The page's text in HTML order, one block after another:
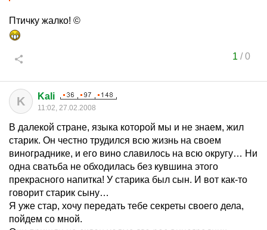
Птичку жалко! ©
1 /0
K Kali
11:02, 27.02.2008
В далекой стране, языка которой мы и не знаем, жил
старик. Он честно трудился всю жизнь на своем
винограднике, и его вино славилось на всю округу… Ни
одна сватьба не обходилась без кувшина этого
прекрасного напитка! У старика был сын. И вот как-то
говорит старик сыну…
Я уже стар, хочу передать тебе секреты своего дела,
пойдем со мной.